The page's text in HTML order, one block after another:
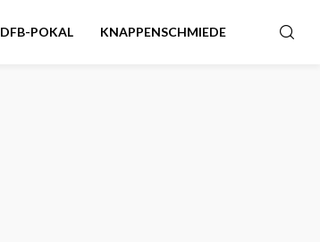
DFB-POKAL KNAPPENSCHMIEDE